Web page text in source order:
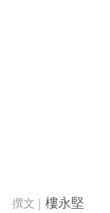
樓永堅